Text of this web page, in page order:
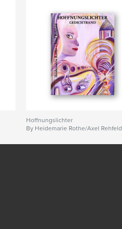
unique artwork
Hoffnungslichter
By Heidemarie Rothe/Axel Rehfeld